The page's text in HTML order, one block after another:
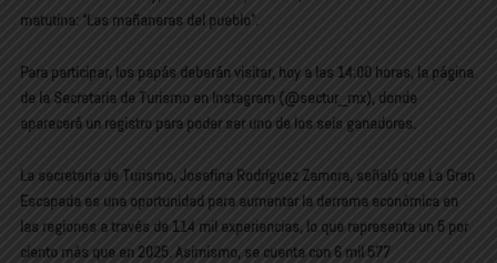
matutina: “Las mañaneras del pueblo”.
Para participar, los papás deberán visitar, hoy a las 14:00 horas, la página
de la Secretaría de Turismo en Instagram (@sectur_mx), donde
aparecerá un registro para poder ser uno de los seis ganadores.
La secretaria de Turismo, Josefina Rodríguez Zamora, señaló que La Gran
Escapada es una oportunidad para aumentar la derrama económica en
las regiones a través de 114 mil experiencias, lo que representa un 5 por
ciento más que en 2025. Asimismo, se cuenta con 6 mil 577